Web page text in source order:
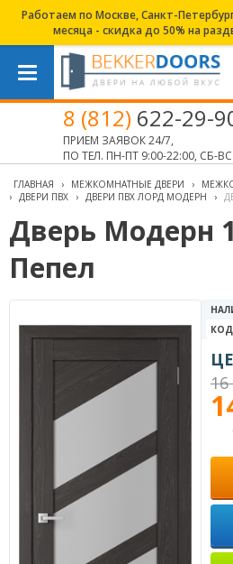
Работаем по Москве, Санкт-
месяца - скидка до 50% на
8 (812) 622-29-
ПРИЕМ ЗАЯВОК 24/7,
ПО ТЕЛ. ПН-ПТ 9:00-22:00, СБ-
ГЛАВНАЯ › МЕЖКОМНАТНЫЕ ДВЕРИ ›
› ДВЕРИ ПВХ › ДВЕРИ ПВХ ЛОРД МОДЕРН ›
Дверь Модерн
Пепел
16